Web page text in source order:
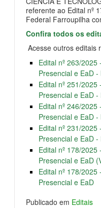
referente ao Edital nº
Federal Farroupilha
Confira todos os
Acesse outros editais
Edital nº 263/
Presencial e EaD
Edital nº 251/
Presencial e EaD
Edital nº 246/
Presencial e EaD
Edital nº 231/
Presencial e EaD
Edital nº 178/
Presencial e EaD
Edital nº 178/
Presencial e EaD
Publicado em Editais